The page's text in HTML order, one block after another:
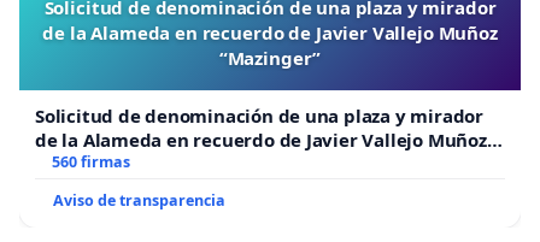
Solicitud de denominación de una plaza y mirador
de la Alameda en recuerdo de Javier Vallejo Muñoz
“Mazinger”
Solicitud de denominación de una plaza y mirador
de la Alameda en recuerdo de Javier Vallejo Muñoz
“Mazinger”
560 firmas
Aviso de transparencia